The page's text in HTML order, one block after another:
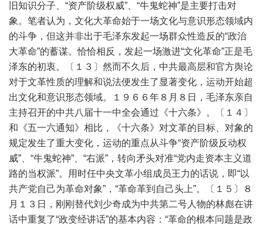
旧知识分子、“资产阶级权威”、“牛鬼蛇神”是主要打击对
象。笔者认为，文化大革命始于一场文化与意识形态领域内
的斗争，但这并非出于毛泽东发起一场群众性造反的“政治
大革命”的蓄谋。恰恰相反，发起一场激进“文化革命”正是毛
泽东的初衷。〔１３〕然而不久后，中共最高层和官方舆论
对于文革性质的理解和说法便发生了显著变化，运动开始超
出文化和意识形态领域。１９６６年８月８日，毛泽东亲自
主持召开的中共八届十一中全会通过《十六条》。〔１４〕
和《五一六通知》相比，《十六条》对文革的目标、对象的
规定发生了重大变化，运动的重点从斗争“资产阶级反动权
威”、“牛鬼蛇神”、“右派”，转向矛头对准“党内走资本主义道
路的当权派”。用时任中央文革小组成员王力的话说，即“以
共产党自己为革命对象”，“革命革到自己头上”。〔１５〕８
月１３日，刚刚替代刘少奇成为中共第二号人物的林彪在讲
话中重复了“政变经讲话”的基本内容：“革命的根本问题是政